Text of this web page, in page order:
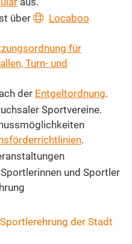
über
Locaboo
für
Turn- und
der Entgeltordnung.
Sportvereine.
.
und Sportler
der Stadt